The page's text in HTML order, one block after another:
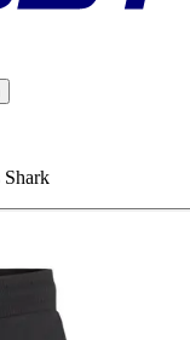
Shark